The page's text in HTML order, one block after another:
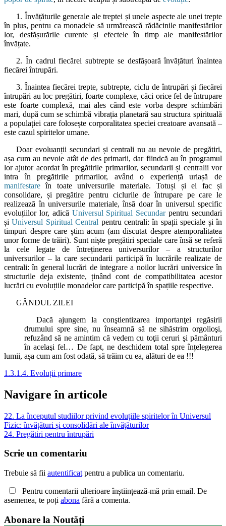
1. Învățăturile generale ale treptei și unele aspecte ale unei trepte
în plus, pentru ca monadele să urmărească rădăcinile manifestărilor
lor, desfășurările curente și efectele în timp ale manifestărilor
învățate.
2. În cadrul fiecărei subtrepte se desfășoară învățături înaintea
fiecărei întrupări.
3. Înaintea fiecărei trepte, subtrepte, ciclu de întrupări și fiecărei
întrupări au loc pregătiri, foarte complexe, căci orice fel de întrupare
este foarte complexă, mai ales când este vorba despre schimbări
mari, după cum se schimbă vibrația planetară sau structura spirituală
a populației care folosește corporalitatea speciei creatoare avansată –
este cazul spiritelor umane.
Doar evoluanții secundari și centrali nu au nevoie de pregătiri,
așa cum au nevoie atât de des primarii, dar fiindcă au în programul
lor ajutor acordat în pregătirile primarilor, secundarii și centralii vor
intra în pregătirile primarilor, având o experiență uriașă de
manifestare în toate universurile materiale. Totuși și ei fac și
consolidare, și pregătire pentru ciclurile de întrupare pe care le
realizează în universurile materiale, însă doar în universul specific
evoluțiilor lor, adică Universul Spiritual Secundarpentru secundari
șiUniversul Spiritual Central pentru centrali: în spații speciale și în
timpuri despre care știm acum (am discutat despre atemporalitatea
unor forme de trăiri). Sunt niște pregătiri speciale care însă se referă
la cele legate de întreținerea universurilor – a structurilor
universurilor – la care secundarii participă în lucrările realizate de
centrali: în general lucrări de integrare a noilor lucrări universice în
structurile deja existente, ținând cont de compatibilitatea acestor
lucrări cu evoluțiile monadelor care participă în spațiile respective.
GÂNDUL ZILEI
Dacă ajungem la conştientizarea importanţei regăsirii
drumului spre sine, nu înseamnă să ne sihăstrim orgolioşi,
refuzând să ne amintim că vedem cu toţii ceruri şi pământuri
în acelaşi fel… De fapt, ne deschidem total spre înțelegerea
lumii, așa cum am fost odată, să trăim cu ea, alături de ea !!!
1.3.1.4. Evoluții primare
Navigare în articole
22. La începutul studiilor privind evoluțiile spiritelor în Universul
Fizic: învățături și consolidări ale învățăturilor
24. Pregătiri pentru întrupări
Scrie un comentariu
Trebuie să fii autentificat pentru a publica un comentariu.
Pentru comentarii ulterioare înștiințează-mă prin email. De
asemenea, te poți abona fără a comenta.
Abonare la Noutăți